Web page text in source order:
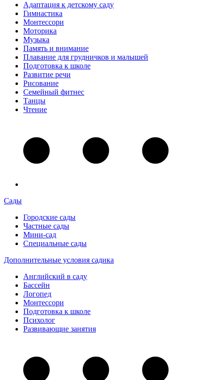
Адаптация к детскому саду
Гимнастика
Монтессори
Моторика
Музыка
Память и внимание
Плавание для грудничков и малышей
Подготовка к школе
Развитие речи
Рисование
Семейный фитнес
Танцы
Чтение
Сады
Городские сады
Частные сады
Мини-сад
Специальные сады
Дополнительные условия садика
Английский в саду
Бассейн
Логопед
Монтессори
Подготовка к школе
Психолог
Развивающие занятия